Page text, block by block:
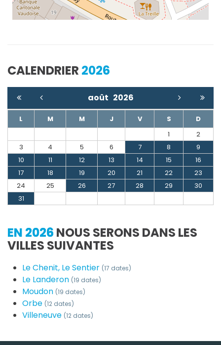
CALENDRIER 2026
août 2026
L M M J V S
D
1
2
3
4 5 6 7 8
9
10
11 12 13 14 15
16
17
18 19 20 21 22
23
24
25 26 27 28 29
30
31
EN 2026 NOUS SERONS DANS LES
VILLES SUIVANTES
Le Chenit, Le Sentier (17 dates)
Le Landeron (19 dates)
Moudon (19 dates)
Orbe (12 dates)
Villeneuve (12 dates)